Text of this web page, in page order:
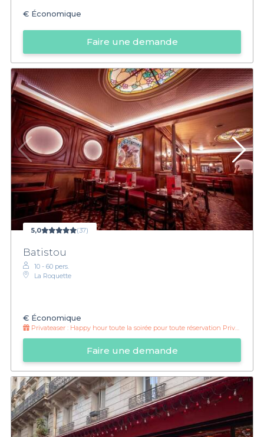
€ Économique
Faire une demande
5,0 (37)
Batistou
10 - 60 pers.
La Roquette
€ Économique
Privateaser : Happy hour toute la soirée pour toute réservation Privateaser
Faire une demande